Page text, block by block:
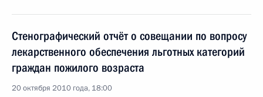
Стенографический отчёт о совещании по вопросу
лекарственного обеспечения льготных категорий
граждан пожилого возраста
20 октября 2010 года, 18:00